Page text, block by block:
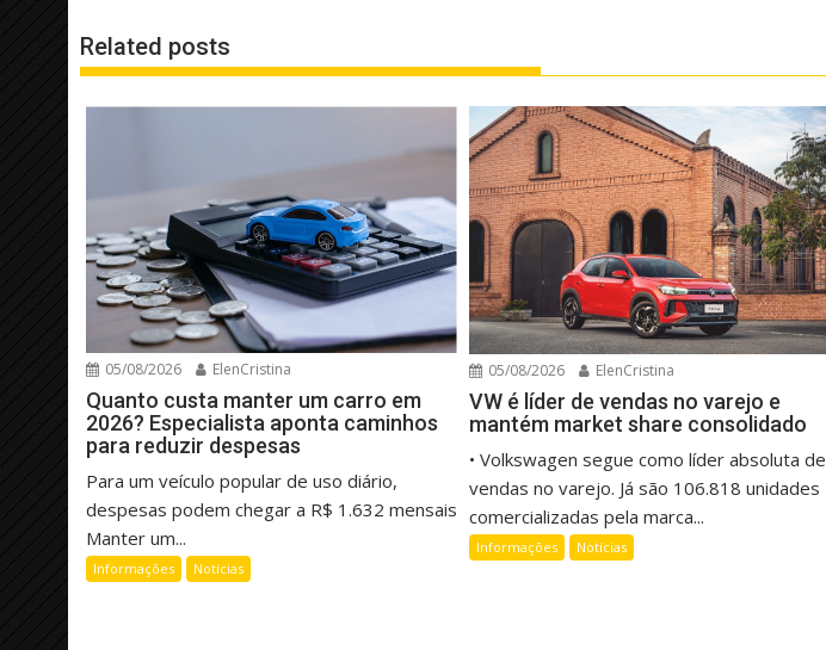
Related posts
05/08/2026 ElenCristina
Quanto custa manter um carro em
2026? Especialista aponta caminhos
para reduzir despesas
Para um veículo popular de uso diário,
despesas podem chegar a R$ 1.632 mensais
Manter um...
Informações Notícias
05/08/2026 ElenCristina
VW é líder de vendas no varejo e
mantém market share consolidado
• Volkswagen segue como líder absoluta de
vendas no varejo. Já são 106.818 unidades
comercializadas pela marca...
Informações Notícias